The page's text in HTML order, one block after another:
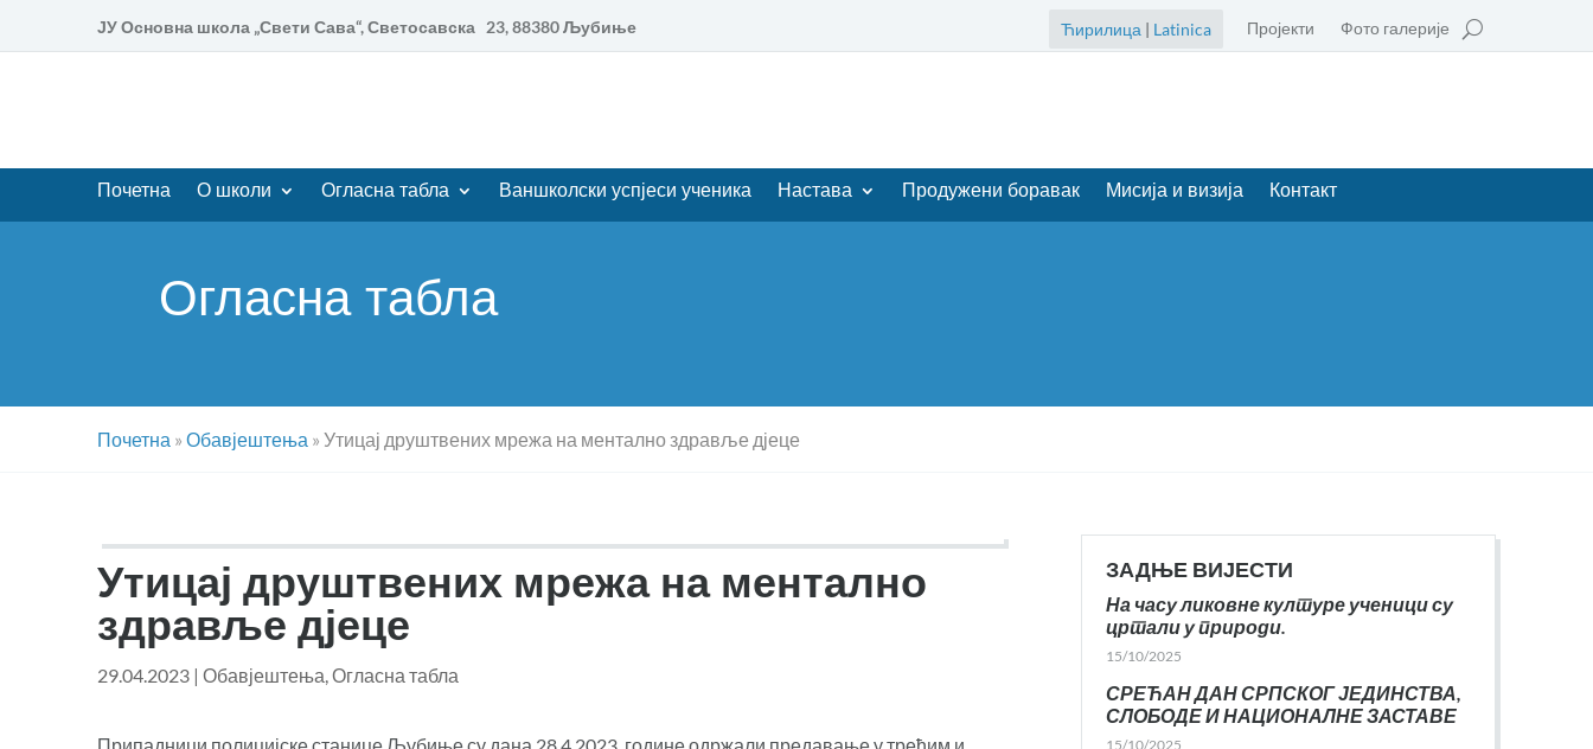
ЈУ Основна школа „Свети Сава“, Светосавска 23, 88380 Љубиње Пројекти Фото галерије
Ћирилица | Latinica
Почетна О школи Огласна табла Ваншколски успјеси ученика Настава Продужени боравак Мисија и визија Контакт
Огласна табла
Почетна » Обавјештења » Утицај друштвених мрежа на ментално здравље дјеце
Утицај друштвених мрежа на ментално
здравље дјеце
29.04.2023 | Обавјештења Огласна табла
ЗАДЊЕ ВИЈЕСТИ
На часу ликовне културе ученици су
цртали у природи.
15/10/2025
СРЕЋАН ДАН СРПСКОГ ЈЕДИНСТВА,
СЛОБОДЕ И НАЦИОНАЛНЕ ЗАСТАВЕ
15/10/2025